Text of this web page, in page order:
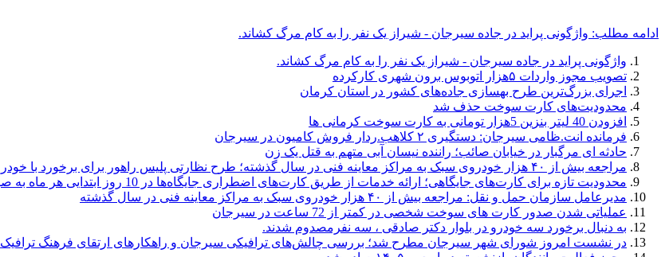
ادامه مطلب: واژگونی پراید در جاده سیرجان - شیراز یک نفر را به کام مرگ کشاند.
واژگونی پراید در جاده سیرجان - شیراز یک نفر را به کام مرگ کشاند.
تصویب مجوز واردات ۵هزار اتوبوس برون‌ شهری کارکرده
اجرای بزرگ‌ترین طرح بهسازی جاده‌های کشور در استان کرمان
محدودیت‌های کارت سوخت حذف شد
افزودن 40 لیتر بنزین 5هزار تومانی به کارت سوخت کرمانی ها
فرمانده انت.ظامی سیرجان: دستگیری ۲ کلاهب.ردار فروش کامیون در سیرجان
حادثه ای مرگبار در خیابان صائب؛ راننده نیسان آبی متهم به قتل یک زن
مراجعه بیش از ۴۰ هزار خودروی سبک به مراکز معاینه فنی در سال گذشته؛ طرح نظارتی پلیس راهور برای برخورد با خودروهای فاقد معاینه فنی
محدودیت تازه برای کارت‌های جایگاهی؛ ارائه خدمات از طریق کارت‌های اضطراری جایگاه‌ها در 10 روز ابتدایی هر ماه به صورت عمومی متوقف می‌شود
مدیرعامل سازمان حمل و نقل: مراجعه بیش از ۴۰ هزار خودروی سبک به مراکز معاینه فنی در سال گذشته
عملیاتی شدن صدور کارت های سوخت شخصی در کمتر از 72 ساعت در سیرجان
به دنبال برخورد سه خودرو در بلوار دکتر صادقی ، سه نفرمصدوم شدند.
در نشست امروز شورای شهر سیرجان مطرح شد؛ بررسی چالش‌های ترافیکی سیرجان و راهکارهای ارتقای فرهنگ ترافیک